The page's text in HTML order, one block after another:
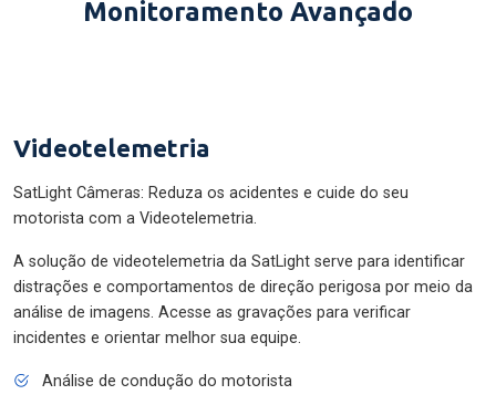
Monitoramento Avançado
Videotelemetria
SatLight Câmeras: Reduza os acidentes e cuide do seu
motorista com a Videotelemetria.
A solução de videotelemetria da SatLight serve para identificar
distrações e comportamentos de direção perigosa por meio da
análise de imagens. Acesse as gravações para verificar
incidentes e orientar melhor sua equipe.
Análise de condução do motorista